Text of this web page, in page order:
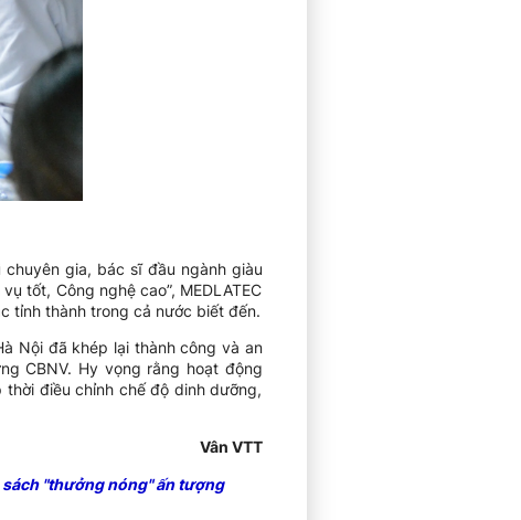
gia, bác sĩ đầu ngành giàu
tốt, Công nghệ cao”, MEDLATEC
tỉnh thành trong cả nước biết đến.
Nội đã khép lại thành công và an
CBNV. Hy vọng rằng hoạt động
điều chỉnh chế độ dinh dưỡng,
Vân VTT
sách "thưởng nóng" ấn tượng